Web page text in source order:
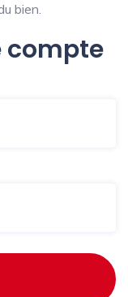
bien.
compte